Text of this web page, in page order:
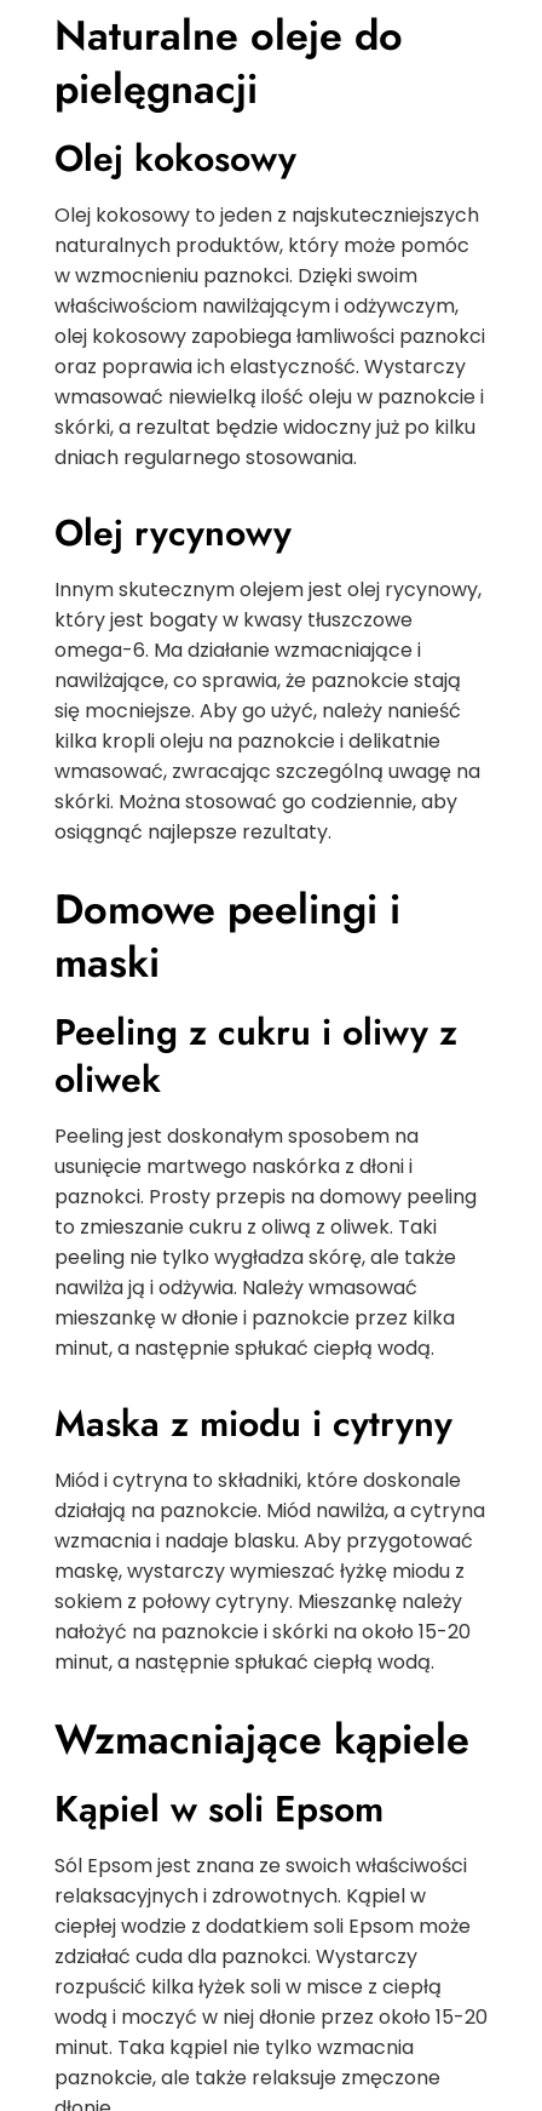
Naturalne oleje do
pielęgnacji
Olej kokosowy
Olej kokosowy to jeden z najskuteczniejszych
naturalnych produktów, który może pomóc
w wzmocnieniu paznokci. Dzięki swoim
właściwościom nawilżającym i odżywczym,
olej kokosowy zapobiega łamliwości paznokci
oraz poprawia ich elastyczność. Wystarczy
wmasować niewielką ilość oleju w paznokcie i
skórki, a rezultat będzie widoczny już po kilku
dniach regularnego stosowania.
Olej rycynowy
Innym skutecznym olejem jest olej rycynowy,
który jest bogaty w kwasy tłuszczowe
omega-6. Ma działanie wzmacniające i
nawilżające, co sprawia, że paznokcie stają
się mocniejsze. Aby go użyć, należy nanieść
kilka kropli oleju na paznokcie i delikatnie
wmasować, zwracając szczególną uwagę na
skórki. Można stosować go codziennie, aby
osiągnąć najlepsze rezultaty.
Domowe peelingi i
maski
Peeling z cukru i oliwy z
oliwek
Peeling jest doskonałym sposobem na
usunięcie martwego naskórka z dłoni i
paznokci. Prosty przepis na domowy peeling
to zmieszanie cukru z oliwą z oliwek. Taki
peeling nie tylko wygładza skórę, ale także
nawilża ją i odżywia. Należy wmasować
mieszankę w dłonie i paznokcie przez kilka
minut, a następnie spłukać ciepłą wodą.
Maska z miodu i cytryny
Miód i cytryna to składniki, które doskonale
działają na paznokcie. Miód nawilża, a cytryna
wzmacnia i nadaje blasku. Aby przygotować
maskę, wystarczy wymieszać łyżkę miodu z
sokiem z połowy cytryny. Mieszankę należy
nałożyć na paznokcie i skórki na około 15-20
minut, a następnie spłukać ciepłą wodą.
Wzmacniające kąpiele
Kąpiel w soli Epsom
Sól Epsom jest znana ze swoich właściwości
relaksacyjnych i zdrowotnych. Kąpiel w
ciepłej wodzie z dodatkiem soli Epsom może
zdziałać cuda dla paznokci. Wystarczy
rozpuścić kilka łyżek soli w misce z ciepłą
wodą i moczyć w niej dłonie przez około 15-20
minut. Taka kąpiel nie tylko wzmacnia
paznokcie, ale także relaksuje zmęczone